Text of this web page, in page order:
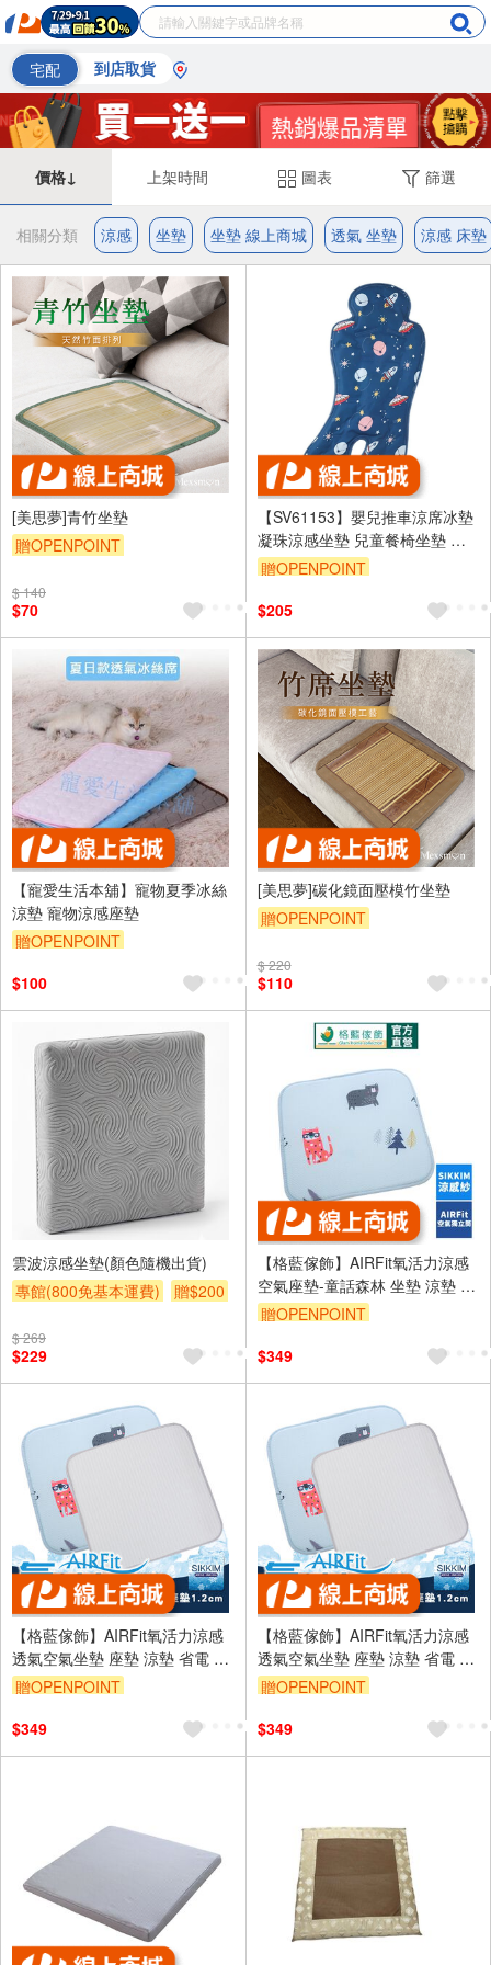
宅配 到店取貨
價格↓ 上架時間 圖表 篩選
相關分類 涼感 坐墊 坐墊 線上商城 透氣 坐墊 涼感 床墊
[美思夢]青竹坐墊
贈OPENPOINT
$ 140
$70
【SV61153】嬰兒推車涼席冰墊
凝珠涼感坐墊 兒童餐椅坐墊 冰
珠涼席 顆粒凝膠坐墊 夏季必備
贈OPENPOINT
$205
【寵愛生活本舖】寵物夏季冰絲
涼墊 寵物涼感座墊
贈OPENPOINT
$100
[美思夢]碳化鏡面壓模竹坐墊
贈OPENPOINT
$ 220
$110
雲波涼感坐墊(顏色隨機出貨)
專館(800免基本運費)
贈$200
$ 269
$229
【格藍傢飾】AIRFit氧活力涼感
空氣座墊-童話森林 坐墊 涼墊 透
氣 省電 沙發 辦公室 坐墊 可水洗
贈OPENPOINT
$349
【格藍傢飾】AIRFit氧活力涼感
透氣空氣坐墊 座墊 涼墊 省電 空
氣坐墊 萬用墊 寵物墊 3D立體 可
贈OPENPOINT
$349
【格藍傢飾】AIRFit氧活力涼感
透氣空氣坐墊 座墊 涼墊 省電 空
氣坐墊 萬用墊 寵物墊 3D立體 可
贈OPENPOINT
$349